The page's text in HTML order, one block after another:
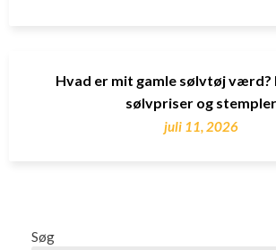
Hvad er mit gamle sølvtøj værd?
sølvpriser og stempler
juli 11, 2026
Søg